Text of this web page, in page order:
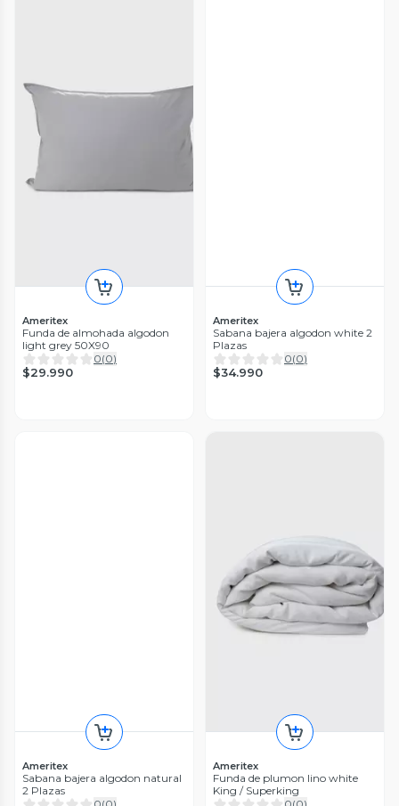
Ameritex
Funda de almohada algodon
light grey 50X90
0(0)
$29.990
Ameritex
Sabana bajera algodon white 2
Plazas
0(0)
$34.990
Ameritex
Sabana bajera algodon natural
2 Plazas
Ameritex
Funda de plumon lino white
King / Superking